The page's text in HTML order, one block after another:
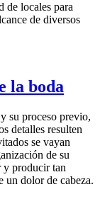
de locales para
de diversos
la boda
su proceso previo,
detalles resulten
se vayan
de su
y producir tan
un dolor de cabeza.